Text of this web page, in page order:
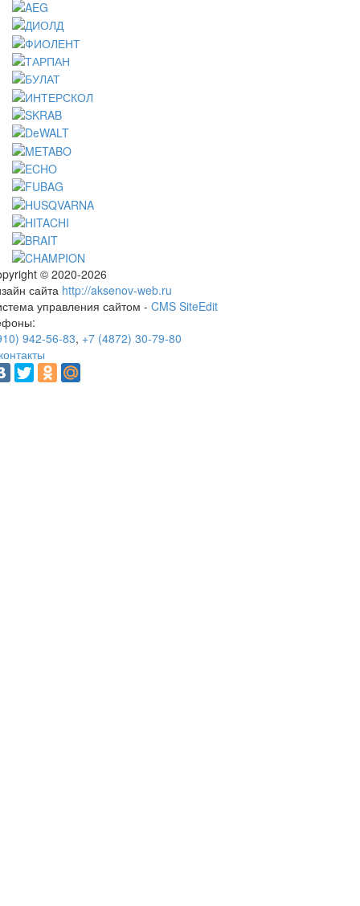
© 2020-2026
сайта http://aksenov-web.ru
управления сайтом - CMS SiteEdit
942-56-83, +7 (4872) 30-79-80